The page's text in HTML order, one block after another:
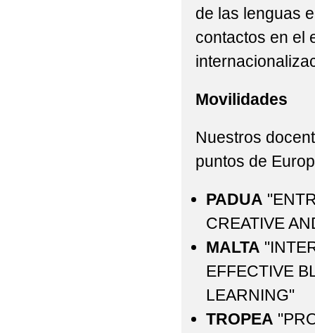
de las lenguas
contactos en el
Movilidades
Nuestros
puntos de
PADUA
CREATIVE
MALTA
EFFECTIVE
LEARNING"
TROPEA